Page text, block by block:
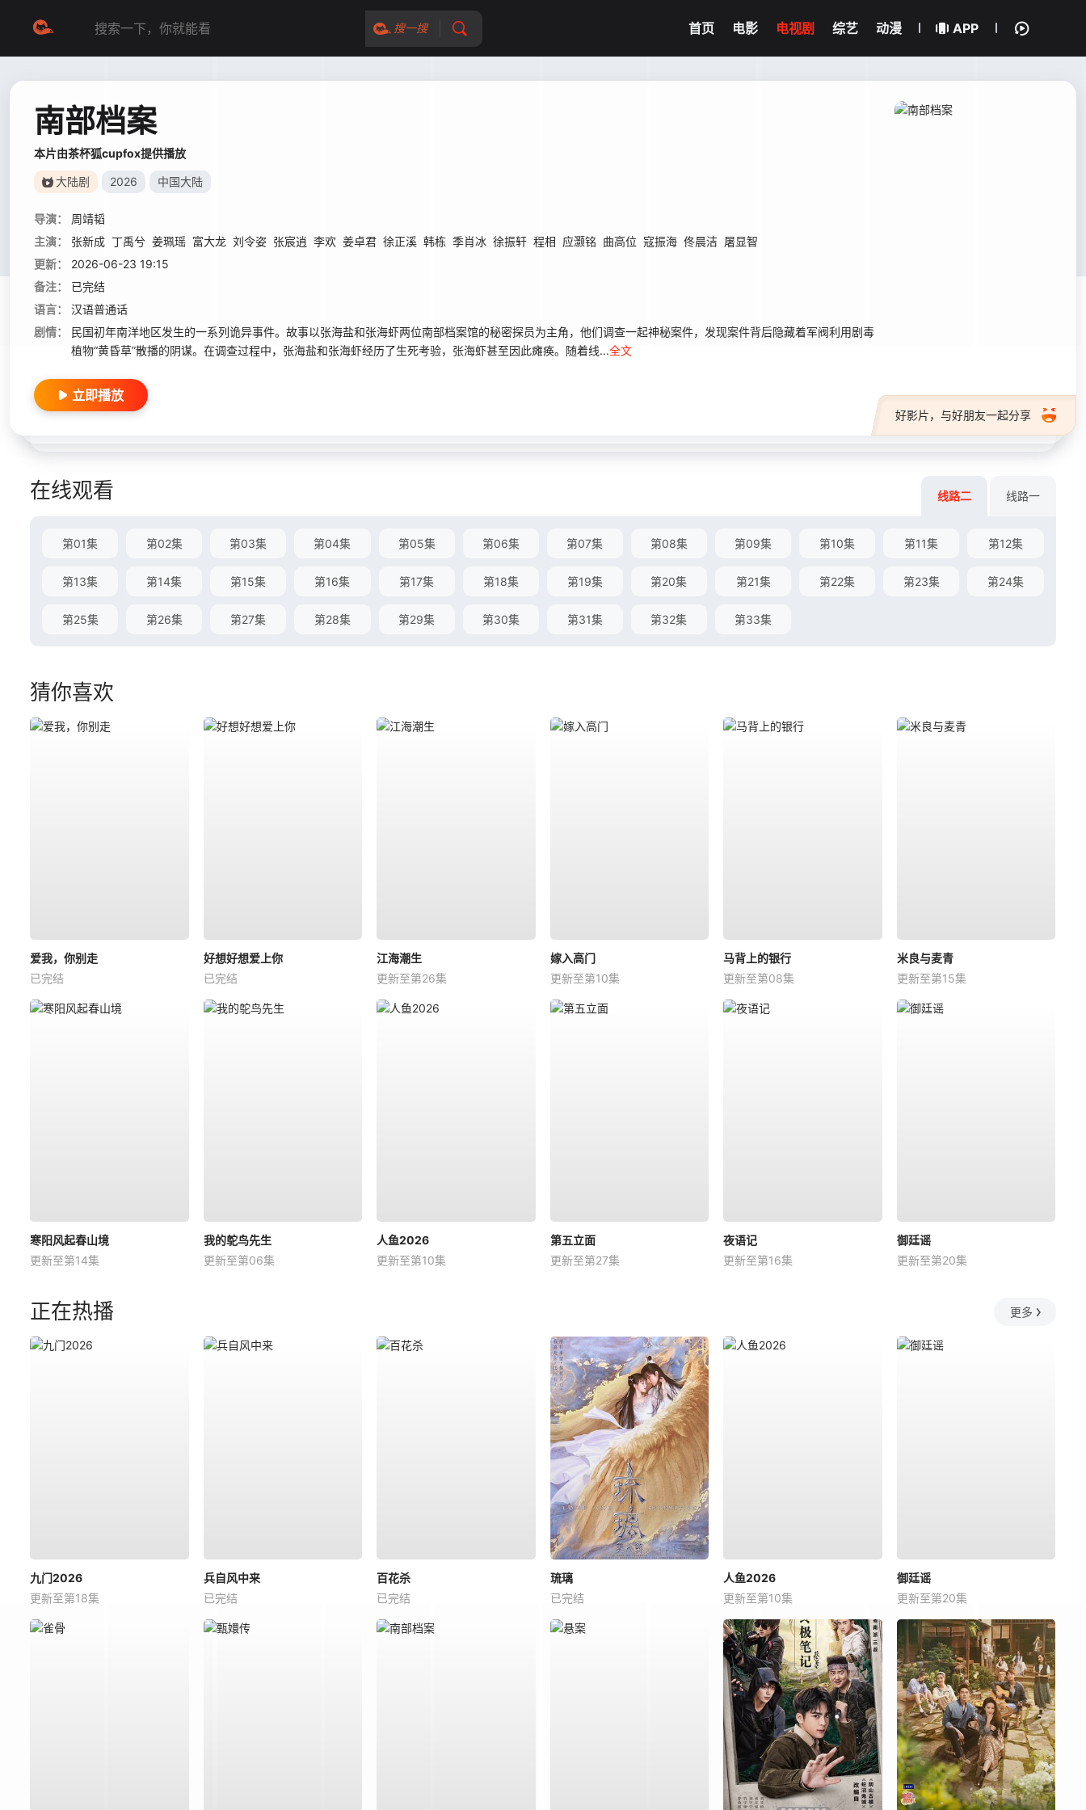
搜一搜 首页 电影 电视剧 综艺 动漫 APP
南部档案
本片由茶杯狐cupfox提供播放
大陆剧 2026 中国大陆
导演：
周靖韬
主演：
张新成 丁禹兮 姜珮瑶 富大龙 刘令姿 张宸逍 李欢 姜卓君 徐正溪 韩栋 季肖冰 徐振轩 程相 应灏铭 曲高位 寇振海 佟晨洁 屠显智
更新：
2026-06-23 19:15
备注：
已完结
语言：
汉语普通话
剧情：
民国初年南洋地区发生的一系列诡异事件。故事以张海盐和张海虾两位南部档案馆的秘密探员为主角，他们调查一起神秘案件，发现案件背后隐藏着军阀利用剧毒
植物“黄昏草”散播的阴谋。在调查过程中，张海盐和张海虾经历了生死考验，张海虾甚至因此瘫痪。随着线...全文
好影片，与好朋友一起分享
立即播放
在线观看 线路二 线路一
第01集 第02集 第03集 第04集 第05集 第06集 第07集 第08集 第09集 第10集 第11集 第12集
第13集 第14集 第15集 第16集 第17集 第18集 第19集 第20集 第21集 第22集 第23集 第24集
第25集 第26集 第27集 第28集 第29集 第30集 第31集 第32集 第33集
猜你喜欢
爱我，你别走
已完结
好想好想爱上你
已完结
江海潮生
更新至第26集
嫁入高门
更新至第10集
马背上的银行
更新至第08集
米良与麦青
更新至第15集
寒阳风起春山境
更新至第14集
我的鸵鸟先生
更新至第06集
人鱼2026
更新至第10集
第五立面
更新至第27集
夜语记
更新至第16集
御廷谣
更新至第20集
正在热播 更多
九门2026
更新至第18集
兵自风中来
已完结
百花杀
已完结
琉璃
已完结
人鱼2026
更新至第10集
御廷谣
更新至第20集